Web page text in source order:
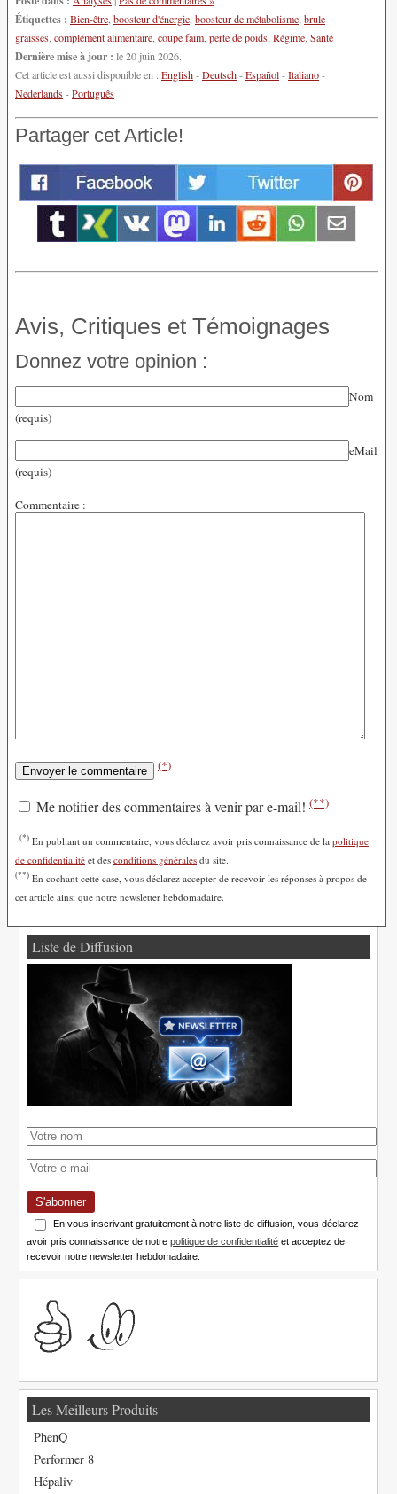
Étiquettes : Bien-être boosteur d'énergie boosteur de métabolisme brule
graisses complément alimentaire coupe faim perte de poids Régime Santé
Dernière mise à jour : le 20 juin 2026.
Cet article est aussi disponible en :English-Deutsch-Español-Italiano-
Nederlands-Português
Partager cet Article!
Avis, Critiques et Témoignages
Donnez votre opinion :
Nom
(requis)
eMail
(requis)
Commentaire :
(*)
Me notifier des commentaires à venir par e-mail! (**)
(*) En publiant un commentaire, vous déclarez avoir pris connaissance de la politique
de confidentialité et des conditions générales du site.
(**) En cochant cette case, vous déclarez accepter de recevoir les réponses à propos de
cet article ainsi que notre newsletter hebdomadaire.
Liste de Diffusion
S'abonner
En vous inscrivant gratuitement à notre liste de diffusion, vous déclarez
avoir pris connaissance de notrepolitique de confidentialité et acceptez de
recevoir notre newsletter hebdomadaire.
Les Meilleurs Produits
PhenQ
Performer 8
Hépaliv